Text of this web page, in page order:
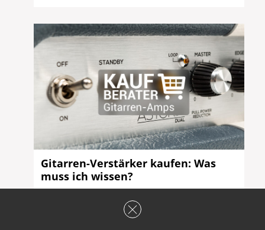
Gitarren-Verstärker kaufen: Was
muss ich wissen?